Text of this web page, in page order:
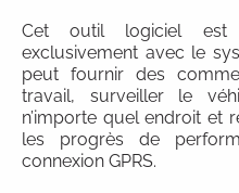
Cet outil logiciel est
exclusivement avec le
peut fournir des
travail, surveiller le
n’importe quel endroit et
les progrès de
connexion GPRS.